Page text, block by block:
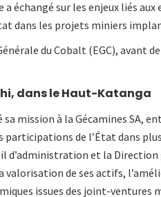
a échangé sur les enjeux liés
dans les projets miniers
du Cobalt (EGC), avant
dans le Haut-Katanga
mission à la Gécamines SA,
de l’État dans
d’administration et la
de ses actifs,
issues des joint-ventures